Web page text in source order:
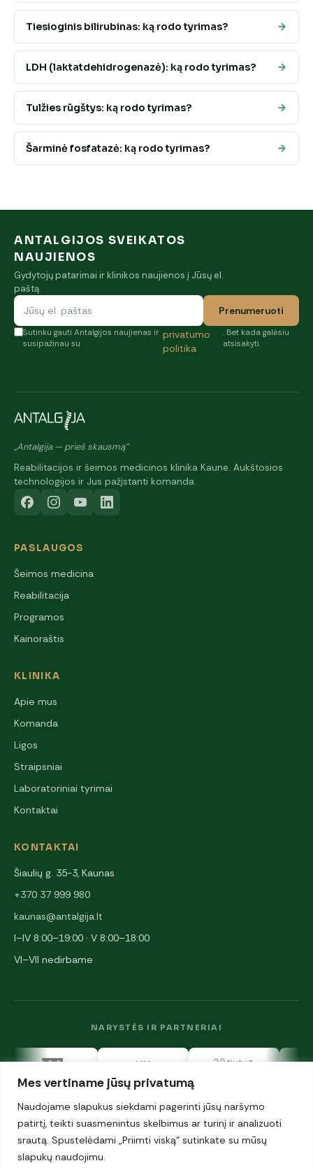
Mes vertiname jūsų privatumą
Naudojame slapukus siekdami pagerinti jūsų naršymo
patirtį, teikti suasmenintus skelbimus ar turinį ir analizuoti
srautą. Spustelėdami „Priimti viską“ sutinkate su mūsų
slapukų naudojimu.
Tiesioginis bilirubinas: ką rodo tyrimas?
LDH (laktatdehidrogenazė): ką rodo tyrimas?
Tulžies rūgštys: ką rodo tyrimas?
Šarminė fosfatazė: ką rodo tyrimas?
ANTALGIJOS SVEIKATOS
NAUJIENOS
Gydytojų patarimai ir klinikos naujienos į Jūsų el.
paštą.
Prenumeruoti
Sutinku gauti Antalgijos naujienas ir
susipažinau su
privatumo
politika
. Bet kada galėsiu
atsisakyti.
„Antalgija — prieš skausmą"
Reabilitacijos ir šeimos medicinos klinika Kaune. Aukštosios
technologijos ir Jus pažįstanti komanda.
PASLAUGOS
Šeimos medicina
Reabilitacija
Programos
Kainoraštis
KLINIKA
Apie mus
Komanda
Ligos
Straipsniai
Laboratoriniai tyrimai
Kontaktai
KONTAKTAI
Šiaulių g. 35-3, Kaunas
+370 37 999 980
kaunas@antalgija.lt
I–IV 8:00–19:00 · V 8:00–18:00
VI–VII nedirbame
NARYSTĖS IR PARTNERIAI
© 2026 UAB „Antalgija". Visos teisės saugomos.